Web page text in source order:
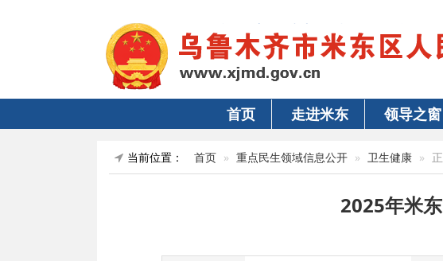
首页 走进米东 领导之窗
当前位置： 首页 重点民生领域信息公开 卫生健康
2025年米